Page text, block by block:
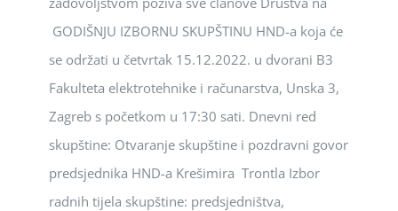
GODIŠNJU IZBORNU SKUPŠTINU HND-a koja će
se održati u četvrtak 15.12.2022. u dvorani B3
Fakulteta elektrotehnike i računarstva, Unska 3,
Zagreb s početkom u 17:30 sati. Dnevni red
skupštine: Otvaranje skupštine i pozdravni govor
predsjednika HND-a Krešimira Trontla Izbor
radnih tijela skupštine: predsjedništva,